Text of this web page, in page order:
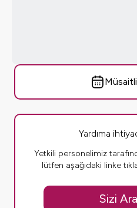
Yardıma
Yetkili personelimiz
lütfen aşağıdaki linke
Sizi